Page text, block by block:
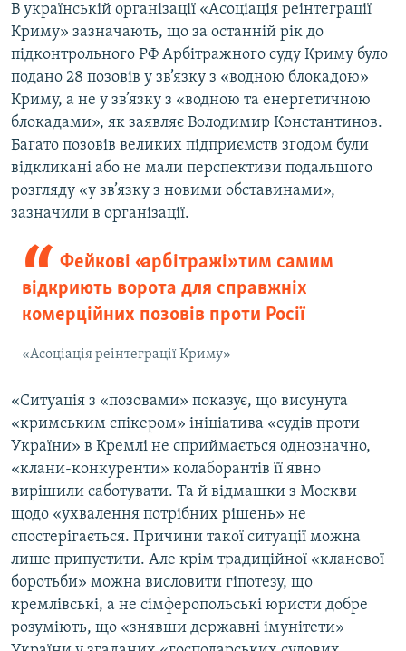
В українській організації «Асоціація реінтеграції
Криму» зазначають, що за останній рік до
підконтрольного РФ Арбітражного суду Криму було
подано 28 позовів у зв’язку з «водною блокадою»
Криму, а не у зв’язку з «водною та енергетичною
блокадами», як заявляє Володимир Константинов.
Багато позовів великих підприємств згодом були
відкликані або не мали перспективи подальшого
розгляду «у зв’язку з новими обставинами»,
зазначили в організації.
Фейкові «арбітражі» тим самим
відкриють ворота для справжніх
комерційних позовів проти Росії
«Асоціація реінтеграції Криму»
«Ситуація з «позовами» показує, що висунута
«кримським спікером» ініціатива «судів проти
України» в Кремлі не сприймається однозначно,
«клани-конкуренти» колаборантів її явно
вирішили саботувати. Та й відмашки з Москви
щодо «ухвалення потрібних рішень» не
спостерігається. Причини такої ситуації можна
лише припустити. Але крім традиційної «кланової
боротьби» можна висловити гіпотезу, що
кремлівські, а не сімферопольські юристи добре
розуміють, що «знявши державні імунітети»